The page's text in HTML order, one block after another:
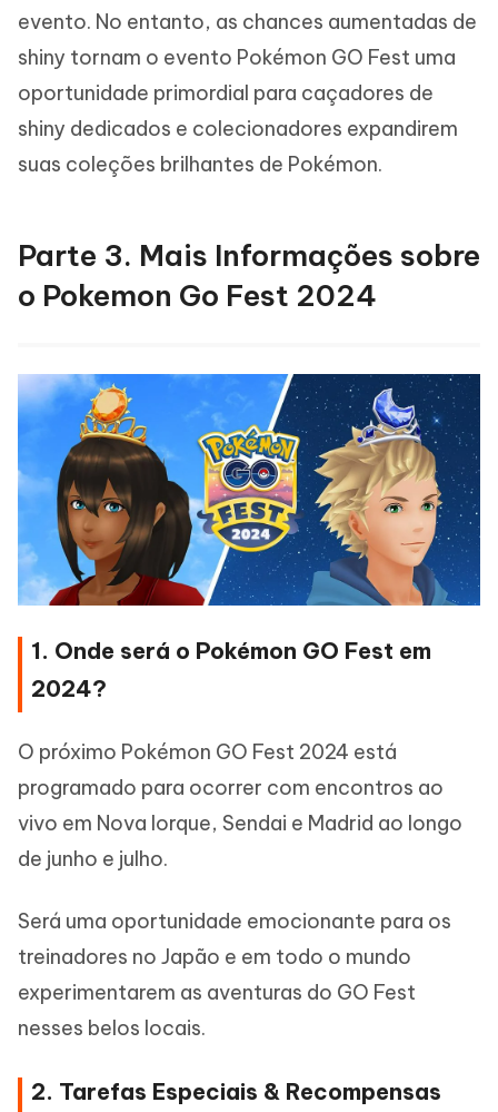
evento. No entanto, as chances aumentadas de
shiny tornam o evento Pokémon GO Fest uma
oportunidade primordial para caçadores de
shiny dedicados e colecionadores expandirem
suas coleções brilhantes de Pokémon.
Parte 3. Mais Informações sobre
o Pokemon Go Fest 2024
1. Onde será o Pokémon GO Fest em
2024?
O próximo Pokémon GO Fest 2024 está
programado para ocorrer com encontros ao
vivo em Nova Iorque, Sendai e Madrid ao longo
de junho e julho.
Será uma oportunidade emocionante para os
treinadores no Japão e em todo o mundo
experimentarem as aventuras do GO Fest
nesses belos locais.
2. Tarefas Especiais & Recompensas